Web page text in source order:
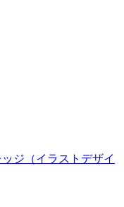
ッジ（イラストデザイ